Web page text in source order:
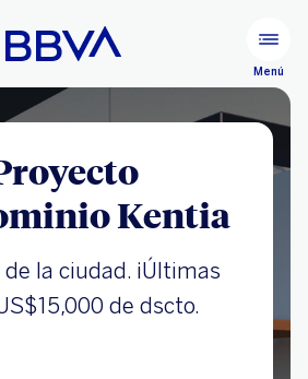
Menú
Kentia
la ciudad. ¡Últimas
de dscto.